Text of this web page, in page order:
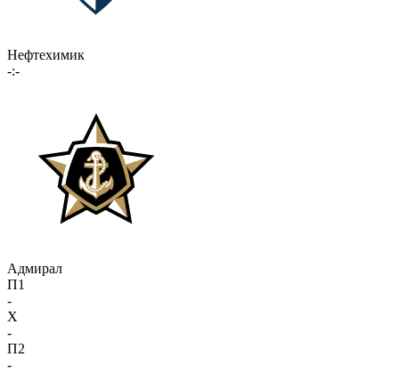
Нефтехимик
-:-
Адмирал
П1
-
X
-
П2
-